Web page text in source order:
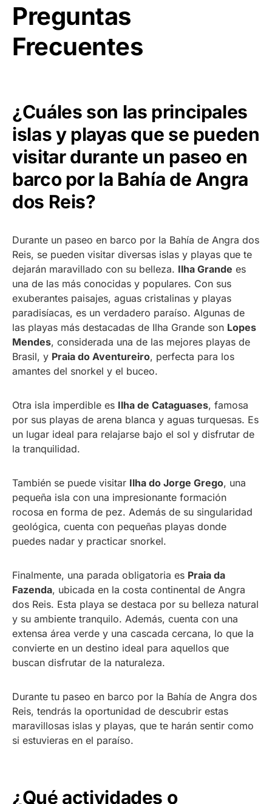
Preguntas
Frecuentes
¿Cuáles son las principales
islas y playas que se pueden
visitar durante un paseo en
barco por la Bahía de Angra
dos Reis?
Durante un paseo en barco por la Bahía de Angra dos
Reis, se pueden visitar diversas islas y playas que te
dejarán maravillado con su belleza. Ilha Grande es
una de las más conocidas y populares. Con sus
exuberantes paisajes, aguas cristalinas y playas
paradisíacas, es un verdadero paraíso. Algunas de
las playas más destacadas de Ilha Grande son Lopes
Mendes, considerada una de las mejores playas de
Brasil, y Praia do Aventureiro, perfecta para los
amantes del snorkel y el buceo.
Otra isla imperdible es Ilha de Cataguases, famosa
por sus playas de arena blanca y aguas turquesas. Es
un lugar ideal para relajarse bajo el sol y disfrutar de
la tranquilidad.
También se puede visitar Ilha do Jorge Grego, una
pequeña isla con una impresionante formación
rocosa en forma de pez. Además de su singularidad
geológica, cuenta con pequeñas playas donde
puedes nadar y practicar snorkel.
Finalmente, una parada obligatoria es Praia da
Fazenda, ubicada en la costa continental de Angra
dos Reis. Esta playa se destaca por su belleza natural
y su ambiente tranquilo. Además, cuenta con una
extensa área verde y una cascada cercana, lo que la
convierte en un destino ideal para aquellos que
buscan disfrutar de la naturaleza.
Durante tu paseo en barco por la Bahía de Angra dos
Reis, tendrás la oportunidad de descubrir estas
maravillosas islas y playas, que te harán sentir como
si estuvieras en el paraíso.
¿Qué actividades o